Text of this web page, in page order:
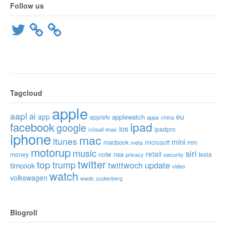
Follow us
Twitter
Tagcloud
aapl ai app apple appletv applewatch apps china eu
facebookgoogle icloud imac ios ipad ipadpro
iphone itunes mac macbook meta microsoft mini mm
money motorupmusic notw nsa privacy retail security siri tesla
timcooktop trumptwittertwittwoch update video
volkswagen watch wwdc zuckerberg
Blogroll